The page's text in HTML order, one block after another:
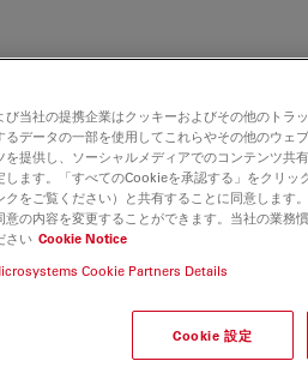
ワークフ
じめプロ
快適な作
できま
び当社の提携企業はクッキーおよびその他のトラ
るデータの一部を使用してこれらやその他のウェ
を提供し、ソーシャルメディアでのコンテンツ共
します。「すべてのCookieを承認する」をクリ
クをご覧ください）と共有することに同意しま
意の内容を変更することができます。当社の業
さい Cookie Notice
Cookie Partners Details
Cookie 設定